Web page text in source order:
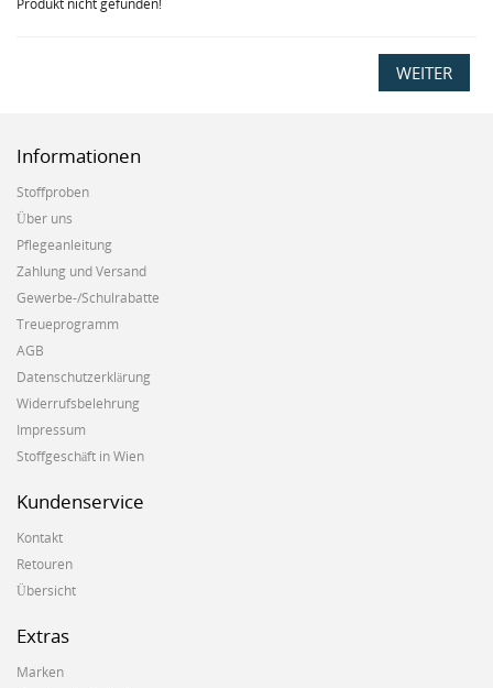
Produkt nicht gefunden!
WEITER
Informationen
Stoffproben
Über uns
Pflegeanleitung
Zahlung und Versand
Gewerbe-/Schulrabatte
Treueprogramm
AGB
Datenschutzerklärung
Widerrufsbelehrung
Impressum
Stoffgeschäft in Wien
Kundenservice
Kontakt
Retouren
Übersicht
Extras
Marken